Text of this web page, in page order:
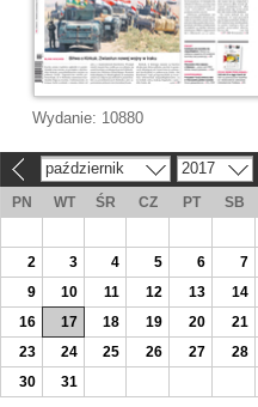
Wydanie: 10880
październik 2017
PN WT ŚR CZ PT SB
2
3 4 5 6 7
9
10 11 12 13 14
16
17 18 19 20 21
23
24 25 26 27 28
30
31